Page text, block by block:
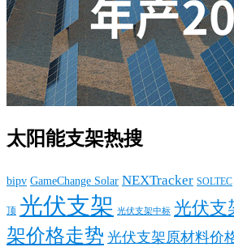
太阳能支架热搜
bipv GameChange Solar NEXTracker SOLTEC
顶 光伏支架 光伏支架中标 光伏支
架价格走势 光伏支架原材料价